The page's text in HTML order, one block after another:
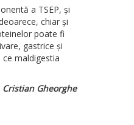
a TSEP, şi
chiar şi
poate fi
gastrice şi
maldigestia
Gheorghe